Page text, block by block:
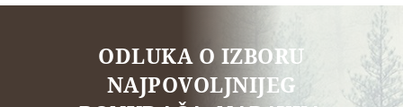
ODLUKA O IZBORU
NAJPOVOLJNIJEG